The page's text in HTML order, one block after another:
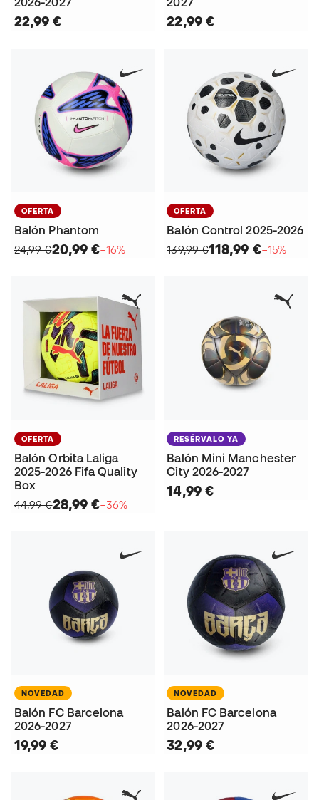
22,99 € 22,99 €
OFERTA
Balón Phantom
24,99 €20,99 €−16%
OFERTA
Balón Control 2025-2026
139,99 €118,99 €−15%
OFERTA
Balón Orbita Laliga
2025-2026 Fifa Quality
Box
44,99 €28,99 €−36%
RESÉRVALO YA
Balón Mini Manchester
City 2026-2027
14,99 €
NOVEDAD
Balón FC Barcelona
2026-2027
19,99 €
NOVEDAD
Balón FC Barcelona
2026-2027
32,99 €